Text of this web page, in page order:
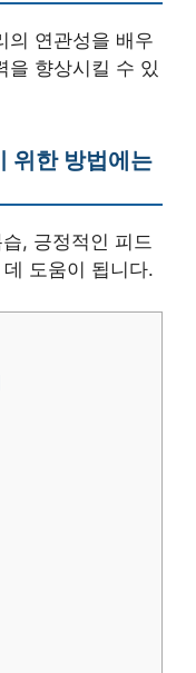
의 연관성을 배우
을 향상시킬 수 있
위한 방법에는
, 긍정적인 피드
도움이 됩니다.